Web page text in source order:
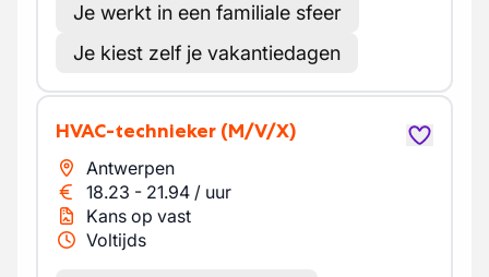
Je werkt in een familiale sfeer
Je kiest zelf je vakantiedagen
HVAC-technieker (M/V/X)
Antwerpen
18.23 - 21.94 / uur
Kans op vast
Voltijds